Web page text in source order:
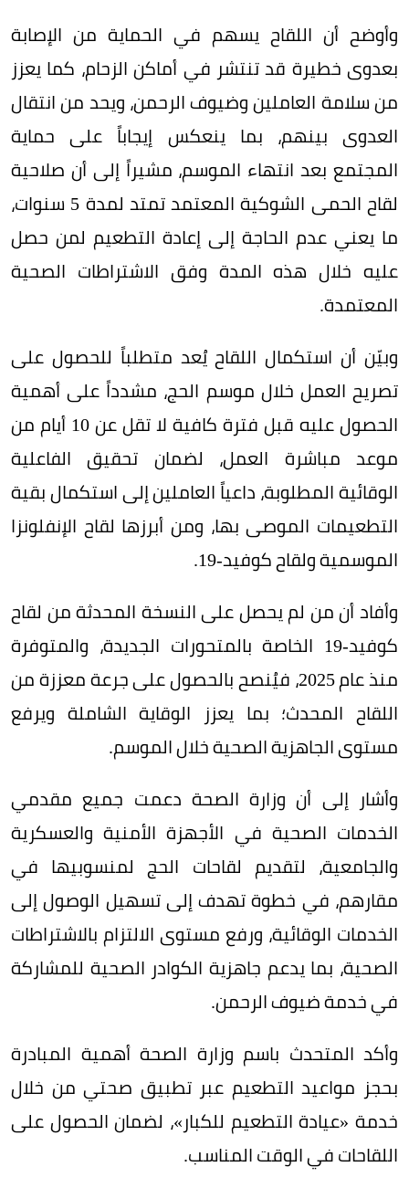
وأوضح أن اللقاح يسهم في الحماية من الإصابة
بعدوى خطيرة قد تنتشر في أماكن الزحام، كما يعزز
من سلامة العاملين وضيوف الرحمن، ويحد من انتقال
العدوى بينهم، بما ينعكس إيجاباً على حماية
المجتمع بعد انتهاء الموسم، مشيراً إلى أن صلاحية
لقاح الحمى الشوكية المعتمد تمتد لمدة 5 سنوات،
ما يعني عدم الحاجة إلى إعادة التطعيم لمن حصل
عليه خلال هذه المدة وفق الاشتراطات الصحية
المعتمدة.
وبيّن أن استكمال اللقاح يُعد متطلباً للحصول على
تصريح العمل خلال موسم الحج، مشدداً على أهمية
الحصول عليه قبل فترة كافية لا تقل عن 10 أيام من
موعد مباشرة العمل، لضمان تحقيق الفاعلية
الوقائية المطلوبة، داعياً العاملين إلى استكمال بقية
التطعيمات الموصى بها، ومن أبرزها لقاح الإنفلونزا
الموسمية ولقاح كوفيد-19.
وأفاد أن من لم يحصل على النسخة المحدثة من لقاح
كوفيد-19 الخاصة بالمتحورات الجديدة، والمتوفرة
منذ عام 2025، فيُنصح بالحصول على جرعة معززة من
اللقاح المحدث؛ بما يعزز الوقاية الشاملة ويرفع
مستوى الجاهزية الصحية خلال الموسم.
وأشار إلى أن وزارة الصحة دعمت جميع مقدمي
الخدمات الصحية في الأجهزة الأمنية والعسكرية
والجامعية، لتقديم لقاحات الحج لمنسوبيها في
مقارهم، في خطوة تهدف إلى تسهيل الوصول إلى
الخدمات الوقائية، ورفع مستوى الالتزام بالاشتراطات
الصحية، بما يدعم جاهزية الكوادر الصحية للمشاركة
في خدمة ضيوف الرحمن.
وأكد المتحدث باسم وزارة الصحة أهمية المبادرة
بحجز مواعيد التطعيم عبر تطبيق صحتي من خلال
خدمة «عيادة التطعيم للكبار»، لضمان الحصول على
اللقاحات في الوقت المناسب.